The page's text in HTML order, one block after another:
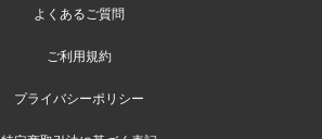
よくあるご質問
ご利用規約
プライバシーポリシー